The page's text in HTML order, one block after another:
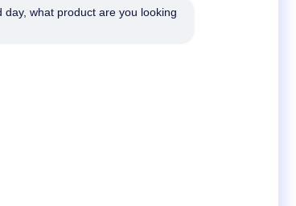
day, what product are you looking